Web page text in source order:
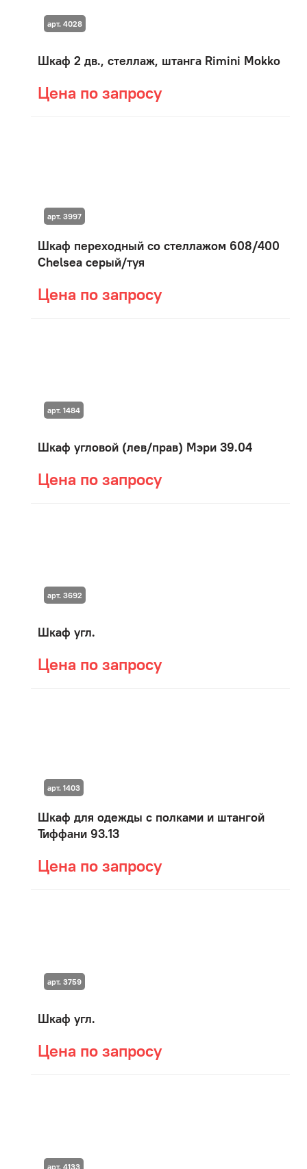
Шкаф 2 дв., стеллаж, штанга Rimini Mokko
Цена по запросу
арт. 4028
Шкаф переходный со стеллажом 608/400
Chelsea серый/туя
Цена по запросу
арт. 3997
Шкаф угловой (лев/прав) Мэри 39.04
Цена по запросу
арт. 1484
Шкаф угл.
Цена по запросу
арт. 3692
Шкаф для одежды с полками и штангой
Тиффани 93.13
Цена по запросу
арт. 1403
Шкаф угл.
Цена по запросу
арт. 3759
арт. 4133